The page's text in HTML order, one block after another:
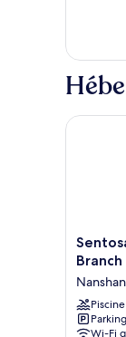
VR4D
View
King
Room
le
type
de
VR4D
Sentosa
Hotel
Feicui
Branch
Nanshan
Branch
Nanshan
Piscine
Wi-Fi
Sentosa